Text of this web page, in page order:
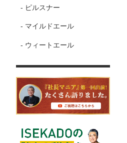
- ピルスナー
- マイルドエール
- ウィートエール